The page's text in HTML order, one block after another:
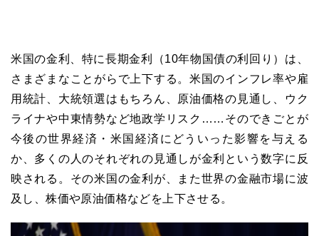
米国の金利、特に長期金利（10年物国債の利回り）は、
さまざまなことがらで上下する。米国のインフレ率や雇
用統計、大統領選はもちろん、原油価格の見通し、ウク
ライナや中東情勢など地政学リスク……そのできごとが
今後の世界経済・米国経済にどういった影響を与える
か、多くの人のそれぞれの見通しが金利という数字に反
映される。その米国の金利が、また世界の金融市場に波
及し、株価や原油価格などを上下させる。